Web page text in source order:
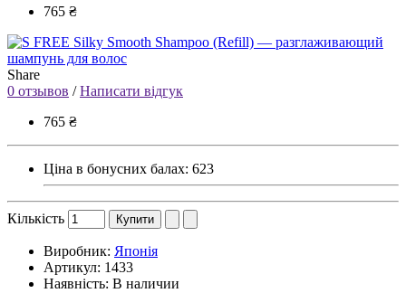
765 ₴
Share
0 отзывов /Написати відгук
765 ₴
Ціна в бонусних балах: 623
Кількість Купити
Виробник: Японія
Артикул: 1433
Наявність: В наличии